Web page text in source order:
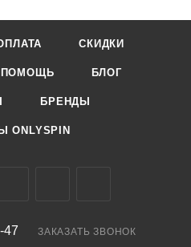
СКИДКИ
ПОМОЩЬ БЛОГ
БРЕНДЫ
ONLYSPIN
47 ЗАКАЗАТЬ ЗВОНОК